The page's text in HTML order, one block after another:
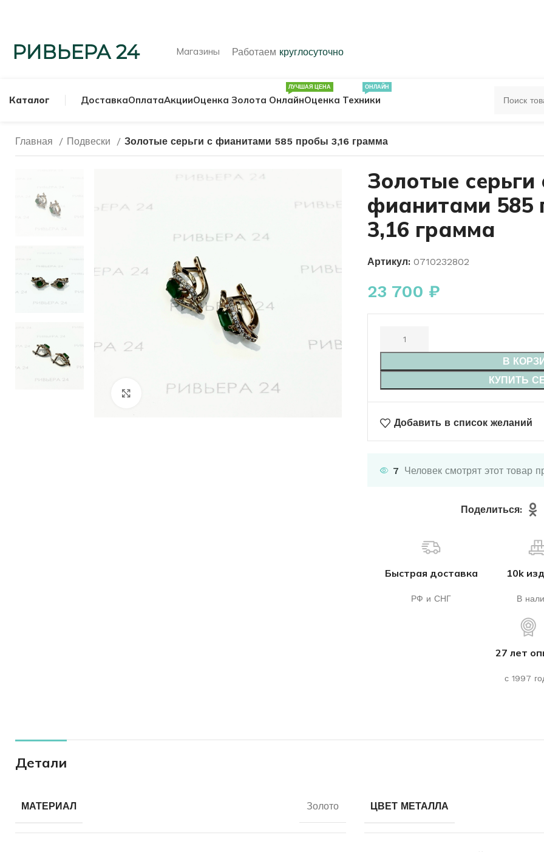
Магазины Работаем круглосуточно
Каталог
МУЖСКИЕ КОЛЬЦА ПЕЧАТКИ КОЛЬЦА 583 ПРОБЫ
ДоставкаОплатаАкцииОценка Золота Онлайн
ЛУЧШАЯ ЦЕНА
Оценка Техники
ОНЛАЙН
Главная Подвески Золотые серьги с фианитами 585 пробы 3,16 грамма
Нажмите, чтобы увеличить
Золотые серьги
фианитами 585
3,16 грамма
Артикул: 0710232802
23 700 ₽
В
КУПИТЬ
Добавить в список желаний
7 Человек смотрят этот товар
Поделиться:
Быстрая доставка
РФ и СНГ
10k
В
27 лет
с 1997
Детали
МАТЕРИАЛ Золото ЦВЕТ МЕТАЛЛА